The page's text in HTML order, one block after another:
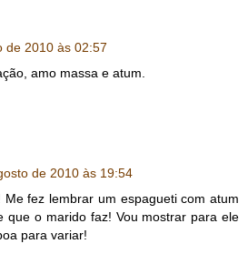
de 2010 às 02:57
amo massa e atum.
de 2010 às 19:54
Me fez lembrar um espagueti com atum
que o marido faz! Vou mostrar para ele
para variar!